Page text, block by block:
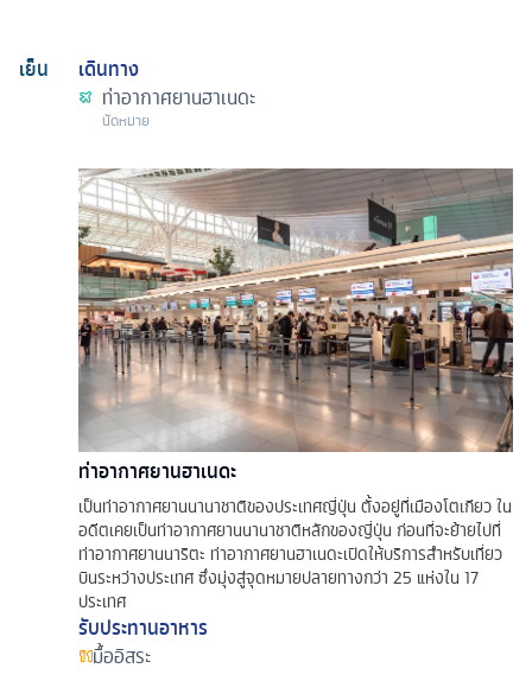
เย็น
เดินทาง
ท่าอากาศยานฮาเนดะ
นัดหมาย
ท่าอากาศยานฮาเนดะ
เป็นท่าอากาศยานนานาชาติของประเทศญี่ปุ่น ตั้งอยู่ที่เมืองโตเกียว ใน
อดีตเคยเป็นท่าอากาศยานนานาชาติหลักของญี่ปุ่น ก่อนที่จะย้ายไปที่
ท่าอากาศยานนาริตะ ท่าอากาศยานฮาเนดะเปิดให้บริการสำหรับเที่ยว
บินระหว่างประเทศ ซึ่งมุ่งสู่จุดหมายปลายทางกว่า 25 แห่งใน 17
ประเทศ
รับประทานอาหาร
มื้ออิสระ